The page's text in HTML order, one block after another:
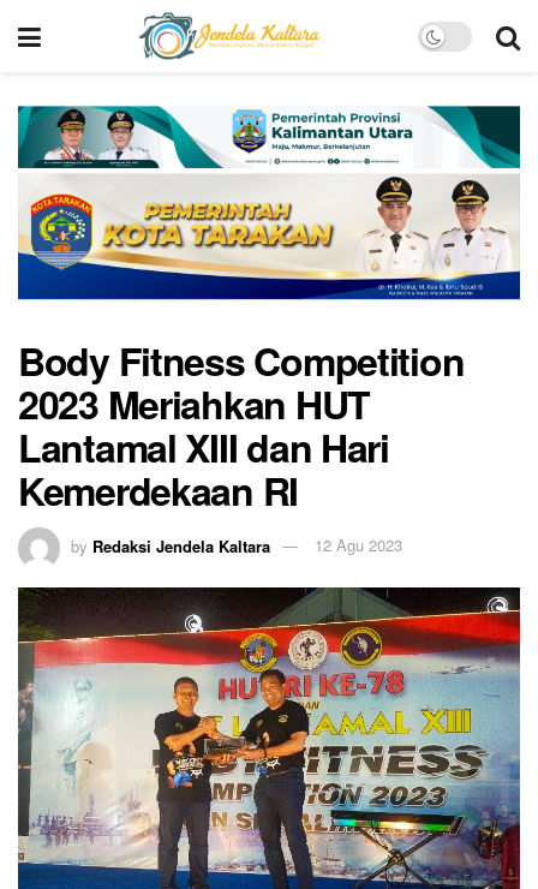
Body Fitness Competition
2023 Meriahkan HUT
Lantamal XIII dan Hari
Kemerdekaan RI
by Redaksi Jendela Kaltara 12 Agu 2023